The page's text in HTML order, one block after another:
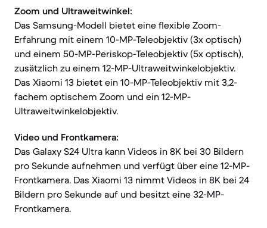
Zoom und Ultraweitwinkel:
Das Samsung-Modell bietet eine flexible Zoom-
Erfahrung mit einem 10-MP-Teleobjektiv (3x optisch)
und einem 50-MP-Periskop-Teleobjektiv (5x optisch),
zusätzlich zu einem 12-MP-Ultraweitwinkelobjektiv.
Das Xiaomi 13 bietet ein 10-MP-Teleobjektiv mit 3,2-
fachem optischem Zoom und ein 12-MP-
Ultraweitwinkelobjektiv.
Video und Frontkamera:
Das Galaxy S24 Ultra kann Videos in 8K bei 30 Bildern
pro Sekunde aufnehmen und verfügt über eine 12-MP-
Frontkamera. Das Xiaomi 13 nimmt Videos in 8K bei 24
Bildern pro Sekunde auf und besitzt eine 32-MP-
Frontkamera.